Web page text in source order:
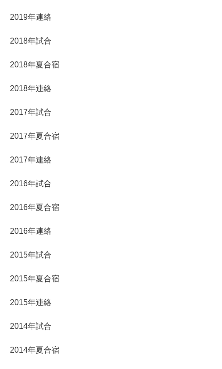
2019年連絡
2018年試合
2018年夏合宿
2018年連絡
2017年試合
2017年夏合宿
2017年連絡
2016年試合
2016年夏合宿
2016年連絡
2015年試合
2015年夏合宿
2015年連絡
2014年試合
2014年夏合宿